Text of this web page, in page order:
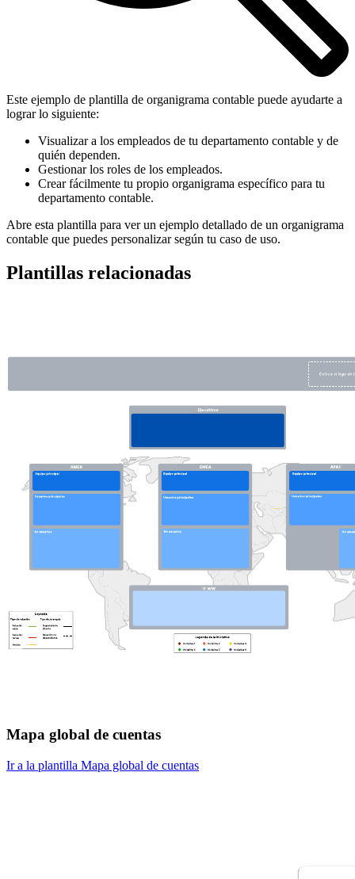
Este ejemplo de plantilla de organigrama contable puede ayudarte a
lograr lo siguiente:
Visualizar a los empleados de tu departamento contable y de
quién dependen.
Gestionar los roles de los empleados.
Crear fácilmente tu propio organigrama específico para tu
departamento contable.
Abre esta plantilla para ver un ejemplo detallado de un organigrama
contable que puedes personalizar según tu caso de uso.
Plantillas relacionadas
Mapa global de cuentas
Ir a la plantilla Mapa global de cuentas